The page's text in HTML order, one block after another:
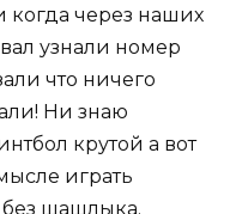
когда через наших
узнали номер
что ничего
Ни знаю
крутой а вот
играть
шашлыка.